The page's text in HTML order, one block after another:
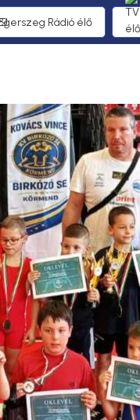
Rádió élő